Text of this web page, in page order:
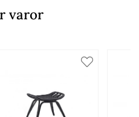
varor